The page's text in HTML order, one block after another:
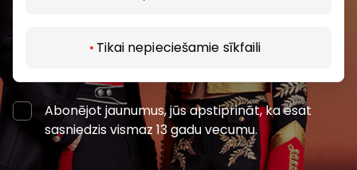
Tikai nepieciešamie sīkfaili
Abonējot jaunumus, jūs apstiprināt, ka esat
sasniedzis vismaz 13 gadu vecumu.